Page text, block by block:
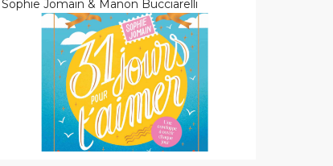
Sophie Jomain & Manon Bucciarelli